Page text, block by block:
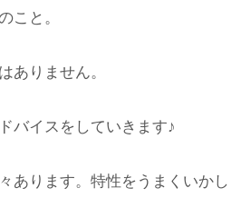
こと。
ありません。
バイスをしていきます♪
あります。特性をうまくいかし